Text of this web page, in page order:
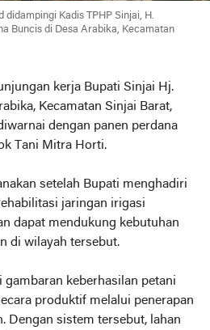
Kadis TPHP Sinjai, H.
Buncis di Desa Arabika, Kecamatan
kerja Bupati Sinjai Hj.
Kecamatan Sinjai Barat,
dengan panen perdana
Tani Mitra Horti.
setelah Bupati menghadiri
jaringan irigasi
dapat mendukung kebutuhan
di wilayah tersebut.
gambaran keberhasilan petani
produktif melalui penerapan
Dengan sistem tersebut, lahan